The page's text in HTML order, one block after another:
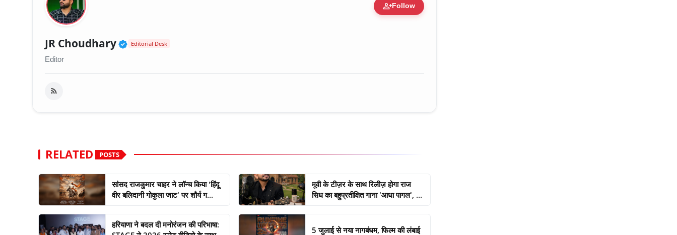
person_addFollow
JR Choudhary Verified Public Figure • 30 Mar, 2026
Editorial Desk
Editor
RELATED POSTS
सांसद राजकुमार चाहर ने लॉन्च किया 'हिंदू
वीर बलिदानी गोकुला जाट' पर शौर्य ग...
मूवी के टीज़र के साथ रिलीज़ होगा राज
सिध का बहुप्रतीक्षित गाना 'आधा पागल', ...
हरियाणा ने बदल दी मनोरंजन की परिभाषा:
5 जुलाई से नया नागबंधम, फिल्म की लंबाई